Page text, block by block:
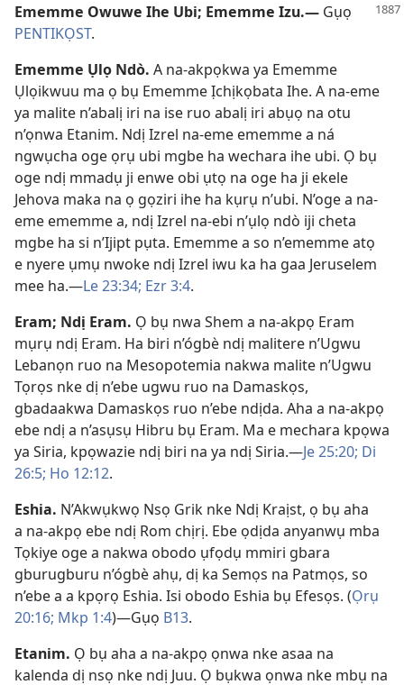
Ememme Owuwe Ihe Ubi; Ememme Izu.​— Gụọ
PENTIKỌST.
Ememme Ụlọ Ndò. A na-akpọkwa ya Ememme
Ụlọikwuu ma ọ bụ Ememme Ịchịkọbata Ihe. A na-eme
ya malite n’abalị iri na ise ruo abalị iri abụọ na otu
n’ọnwa Etanim. Ndị Izrel na-eme ememme a ná
ngwụcha oge ọrụ ubi mgbe ha wechara ihe ubi. Ọ bụ
oge ndị mmadụ ji enwe obi ụtọ na oge ha ji ekele
Jehova maka na ọ gọziri ihe ha kụrụ n’ubi. N’oge a na-
eme ememme a, ndị Izrel na-ebi n’ụlọ ndò iji cheta
mgbe ha si n’Ijipt pụta. Ememme a so n’ememme atọ
e nyere ụmụ nwoke ndị Izrel iwu ka ha gaa Jeruselem
mee ha.​—Le 23:34; Ezr 3:4.
Eram; Ndị Eram. Ọ bụ nwa Shem a na-akpọ Eram
mụrụ ndị Eram. Ha biri n’ógbè ndị malitere n’Ugwu
Lebanọn ruo na Mesopotemia nakwa malite n’Ugwu
Tọrọs nke dị n’ebe ugwu ruo na Damaskọs,
gbadaakwa Damaskọs ruo n’ebe ndịda. Aha a na-akpọ
ebe ndị a n’asụsụ Hibru bụ Eram. Ma e mechara kpọwa
ya Siria, kpọwazie ndị biri na ya ndị Siria.​—Je 25:20; Di
26:5; Ho 12:12.
Eshia. N’Akwụkwọ Nsọ Grik nke Ndị Kraịst, ọ bụ aha
a na-akpọ ebe ndị Rom chịrị. Ebe ọdịda anyanwụ mba
Tọkiye oge a nakwa obodo ụfọdụ mmiri gbara
gburugburu n’ógbè ahụ, dị ka Semọs na Patmọs, so
n’ebe a a kpọrọ Eshia. Isi obodo Eshia bụ Efesọs. (Ọrụ
20:16; Mkp 1:4)​—Gụọ B13.
Etanim. Ọ bụ aha a na-akpọ ọnwa nke asaa na
kalenda dị nsọ nke ndị Juu. Ọ bụkwa ọnwa nke mbụ na